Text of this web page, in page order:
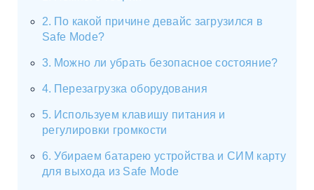
По какой причине девайс загрузился в
Safe Mode?
Можно ли убрать безопасное состояние?
Перезагрузка оборудования
Используем клавишу питания и
регулировки громкости
Убираем батарею устройства и СИМ карту
для выхода из Safe Mode